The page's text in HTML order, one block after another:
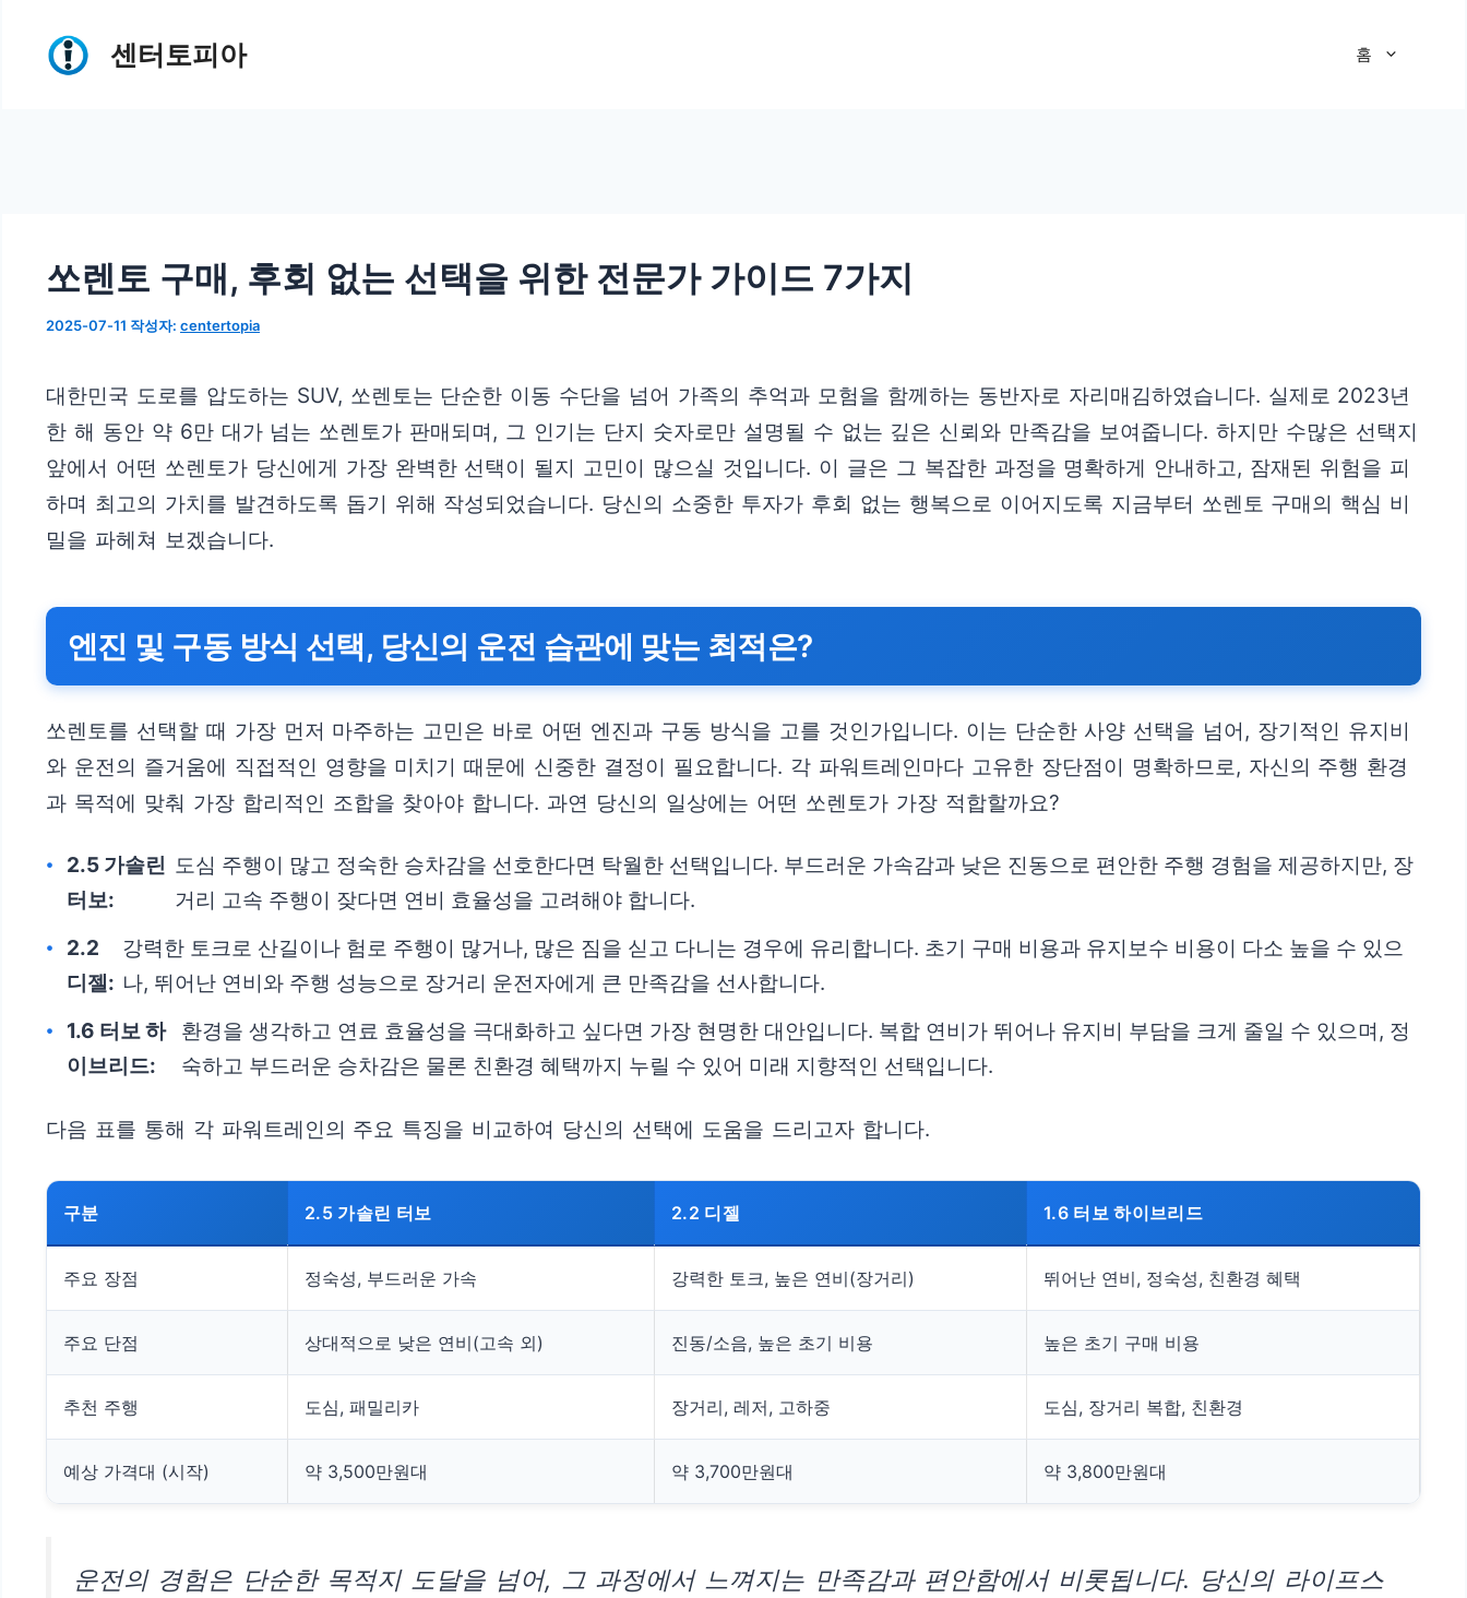
센터토피아 홈
쏘렌토 구매, 후회 없는 선택을 위한 전문가 가이드 7가지
2025-07-11 작성자: centertopia
대한민국 도로를 압도하는 SUV, 쏘렌토는 단순한 이동 수단을 넘어 가족의 추억과 모험을 함께하는 동반자로 자리매김하였습니다. 실제로 2023년
한 해 동안 약 6만 대가 넘는 쏘렌토가 판매되며, 그 인기는 단지 숫자로만 설명될 수 없는 깊은 신뢰와 만족감을 보여줍니다. 하지만 수많은 선택지
앞에서 어떤 쏘렌토가 당신에게 가장 완벽한 선택이 될지 고민이 많으실 것입니다. 이 글은 그 복잡한 과정을 명확하게 안내하고, 잠재된 위험을 피
하며 최고의 가치를 발견하도록 돕기 위해 작성되었습니다. 당신의 소중한 투자가 후회 없는 행복으로 이어지도록 지금부터 쏘렌토 구매의 핵심 비
밀을 파헤쳐 보겠습니다.
엔진 및 구동 방식 선택, 당신의 운전 습관에 맞는 최적은?
쏘렌토를 선택할 때 가장 먼저 마주하는 고민은 바로 어떤 엔진과 구동 방식을 고를 것인가입니다. 이는 단순한 사양 선택을 넘어, 장기적인 유지비
와 운전의 즐거움에 직접적인 영향을 미치기 때문에 신중한 결정이 필요합니다. 각 파워트레인마다 고유한 장단점이 명확하므로, 자신의 주행 환경
과 목적에 맞춰 가장 합리적인 조합을 찾아야 합니다. 과연 당신의 일상에는 어떤 쏘렌토가 가장 적합할까요?
2.5 가솔린
터보:
도심 주행이 많고 정숙한 승차감을 선호한다면 탁월한 선택입니다. 부드러운 가속감과 낮은 진동으로 편안한 주행 경험을 제공하지만, 장
거리 고속 주행이 잦다면 연비 효율성을 고려해야 합니다.
2.2
디젤:
강력한 토크로 산길이나 험로 주행이 많거나, 많은 짐을 싣고 다니는 경우에 유리합니다. 초기 구매 비용과 유지보수 비용이 다소 높을 수 있으
나, 뛰어난 연비와 주행 성능으로 장거리 운전자에게 큰 만족감을 선사합니다.
1.6 터보 하
이브리드:
환경을 생각하고 연료 효율성을 극대화하고 싶다면 가장 현명한 대안입니다. 복합 연비가 뛰어나 유지비 부담을 크게 줄일 수 있으며, 정
숙하고 부드러운 승차감은 물론 친환경 혜택까지 누릴 수 있어 미래 지향적인 선택입니다.
다음 표를 통해 각 파워트레인의 주요 특징을 비교하여 당신의 선택에 도움을 드리고자 합니다.
구분 2.5 가솔린 터보 2.2 디젤 1.6 터보 하이브리드
주요 장점 정숙성, 부드러운 가속 강력한 토크, 높은 연비(장거리) 뛰어난 연비, 정숙성, 친환경 혜택
주요 단점 상대적으로 낮은 연비(고속 외) 진동/소음, 높은 초기 비용 높은 초기 구매 비용
추천 주행 도심, 패밀리카 장거리, 레저, 고하중 도심, 장거리 복합, 친환경
예상 가격대 (시작) 약 3,500만원대 약 3,700만원대 약 3,800만원대
운전의 경험은 단순한 목적지 도달을 넘어, 그 과정에서 느껴지는 만족감과 편안함에서 비롯됩니다. 당신의 라이프스